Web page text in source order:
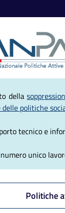
della
delle politiche
tecnico e
unico
Politiche